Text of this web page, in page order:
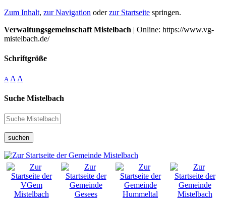
Zum Inhalt, zur Navigation oderzur Startseite springen.
Verwaltungsgemeinschaft Mistelbach | Online: https://www.vg-
mistelbach.de/
Schriftgröße
A A A
Suche Mistelbach
suchen